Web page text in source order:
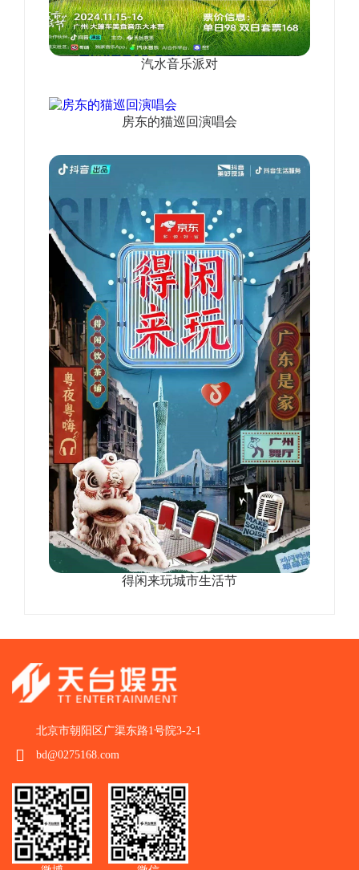
汽水音乐派对
房东的猫巡回演唱会
得闲来玩城市生活节
北京市朝阳区广渠东路1号院3-2-1
bd@0275168.com